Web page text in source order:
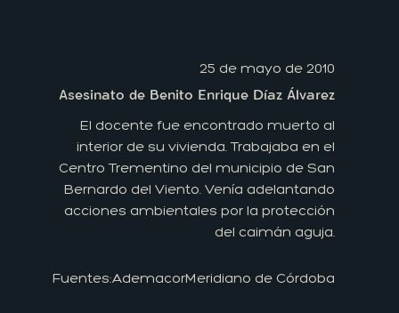
25 de mayo de 2010
Asesinato de Benito Enrique Díaz Álvarez
El docente fue encontrado muerto al
interior de su vivienda. Trabajaba en el
Centro Trementino del municipio de San
Bernardo del Viento. Venía adelantando
acciones ambientales por la protección
del caimán aguja.
Fuentes:AdemacorMeridiano de Córdoba